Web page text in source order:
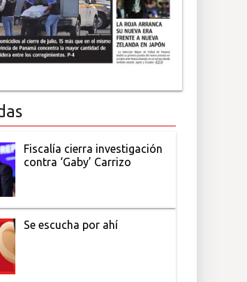
Fiscalía cierra investigación
contra ‘Gaby’ Carrizo
Se escucha por ahí